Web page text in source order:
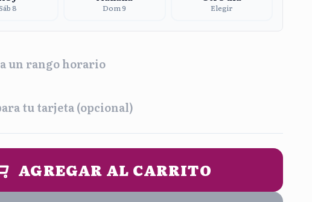
8 Dom 9 Elegir
un rango horario
Mañana Tarde
5:00 pm - 9:00 pm
tu tarjeta (opcional)
UN MENSAJE DE ENTREGA (opcional)
AGREGAR AL CARRITO